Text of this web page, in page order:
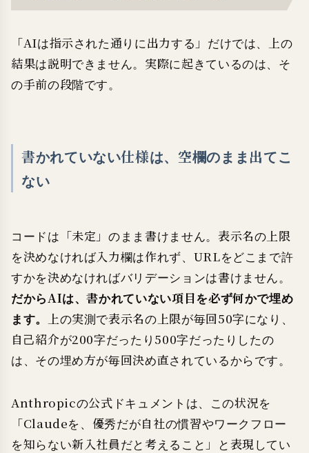
「AIは指示された通りに出力する」だけでは、上の
結果は説明できません。実際に起きているのは、そ
の手前の段階です。
書かれていない仕様は、空欄のまま出てこ
ない
コードは「未定」のまま書けません。表示名の上限
を決めなければ入力欄は作れず、URLをどこまで許
すかを決めなければバリデーションは書けません。
だからAIは、書かれていない項目を必ず何かで埋め
ます。
上の実測で表示名の上限が毎回50字になり、
自己紹介が200字だったり500字だったりしたの
は、その埋め方が毎回決め直されているからです。
Anthropicの公式ドキュメントは、この状況を
「Claudeを、優秀だが自社の慣習やワークフロー
を知らない新入社員だと考えること」と表現してい